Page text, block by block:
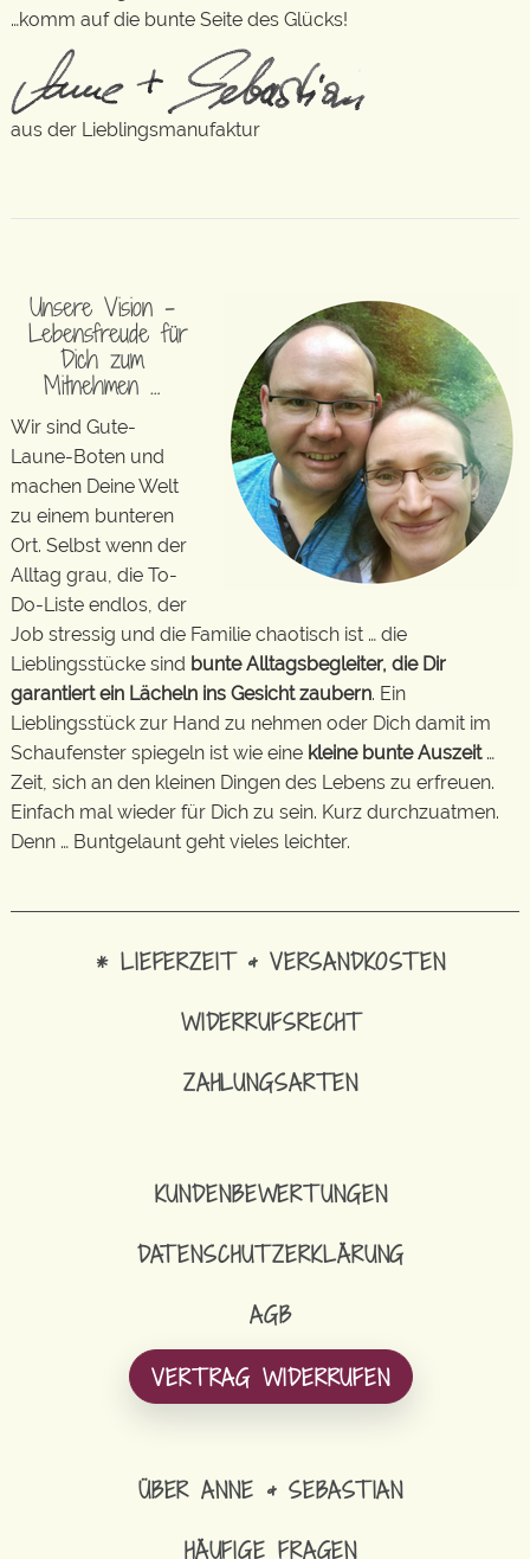
…komm auf die bunte Seite des Glücks!
aus der Lieblingsmanufaktur
Unsere Vision –
Lebensfreude für
Dich zum
Mitnehmen …
Wir sind Gute-
Laune-Boten und
machen Deine Welt
zu einem bunteren
Ort. Selbst wenn der
Alltag grau, die To-
Do-Liste endlos, der
Job stressig und die Familie chaotisch ist … die
Lieblingsstücke sind bunte Alltagsbegleiter, die Dir
garantiert ein Lächeln ins Gesicht zaubern. Ein
Lieblingsstück zur Hand zu nehmen oder Dich damit im
Schaufenster spiegeln ist wie eine kleine bunte Auszeit…
Zeit, sich an den kleinen Dingen des Lebens zu erfreuen.
Einfach mal wieder für Dich zu sein. Kurz durchzuatmen.
Denn … Buntgelaunt geht vieles leichter.
* LIEFERZEIT & VERSANDKOSTEN
WIDERRUFSRECHT
ZAHLUNGSARTEN
KUNDENBEWERTUNGEN
DATENSCHUTZERKLÄRUNG
AGB
VERTRAG WIDERRUFEN
ÜBER ANNE & SEBASTIAN
HÄUFIGE FRAGEN